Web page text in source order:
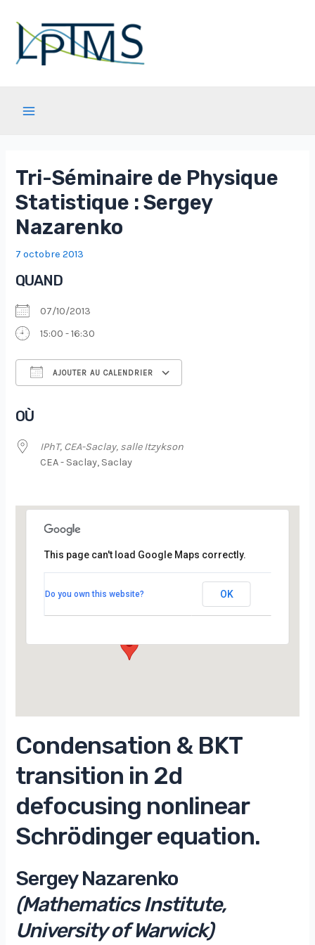
contenu
Tri-Séminaire de Physique
Statistique : Sergey
Nazarenko
7 octobre 2013
QUAND
07/10/2013
15:00 - 16:30
AJOUTER AU CALENDRIER
OÙ
IPhT, CEA-Saclay, salle Itzykson
CEA - Saclay, Saclay
IPhT, CEA-Saclay, salle Itzykson
CEA - Saclay - Saclay
This page can't load Google Maps correctly.
Do you own this website? OK
Condensation & BKT
transition in 2d
defocusing nonlinear
Schrödinger equation.
Sergey Nazarenko
(Mathematics Institute,
University of Warwick)